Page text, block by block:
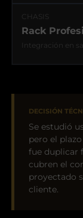
CHASIS
Rack
Integración en
DECISIÓN
Se estudió
pero el
fue duplicar
cubren el
proyectado
cliente.